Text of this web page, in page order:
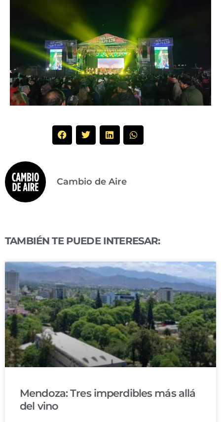
Cambio de Aire
TAMBIÉN TE PUEDE INTERESAR:
Mendoza: Tres imperdibles más allá
del vino